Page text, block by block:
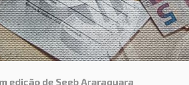
edição de Seeb Araraquara